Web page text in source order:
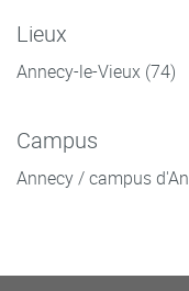
Lieux
Annecy-le-Vieux (74)
Campus
Annecy / campus